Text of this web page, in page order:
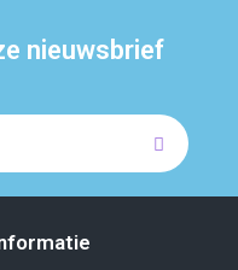
nieuwsbrief